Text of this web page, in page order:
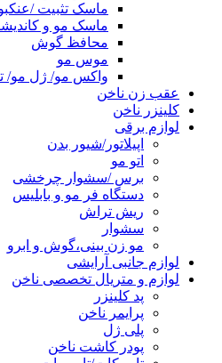
ماسک تثبیت /
ماسک مو و
محافظ گوش
موس مو
واکس مو/ ژل مو/
عقب زن ناخن
کلینزر ناخن
لوازم برقی
اپیلاتور/شیور بدن
اتو مو
برس /سشوار چرخشی
دستگاه فر مو و بابلیس
ریش تراش
سشوار
مو زن بینی،گوش و ابرو
لوازم جانبی آرایشی
لوازم و متریال تخصصی ناخن
پد کلینزر
پرایمر ناخن
پلی ژل
پودر کاشت ناخن